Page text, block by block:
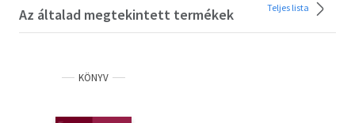
Az általad megtekintett termékek Teljes lista
KÖNYV